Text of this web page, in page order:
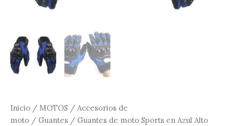
Inicio / MOTOS / Accesorios de
moto / Guantes / Guantes de moto Sports en Azul Alto